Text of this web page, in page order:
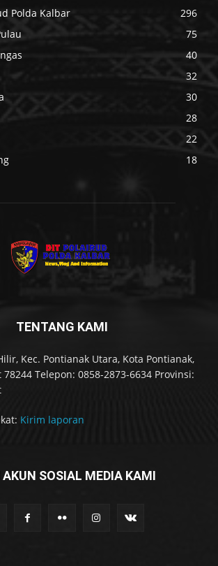
Polda Kalbar
296
75
40
32
30
28
22
18
TENTANG KAMI
Kec. Pontianak Utara, Kota Pontianak,
Telepon: 0858-2873-6634 Provinsi:
Kirim laporan
SOSIAL MEDIA KAMI